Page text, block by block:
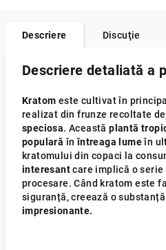
Descriere Discuţie
Descriere detaliată a
Kratom este cultivat în
realizat din frunze recoltate
speciosa. Această plantă
populară în întreaga lume în
kratomului din copaci la
interesant care implică o
procesare. Când kratom este
siguranță, creează o
impresionante.